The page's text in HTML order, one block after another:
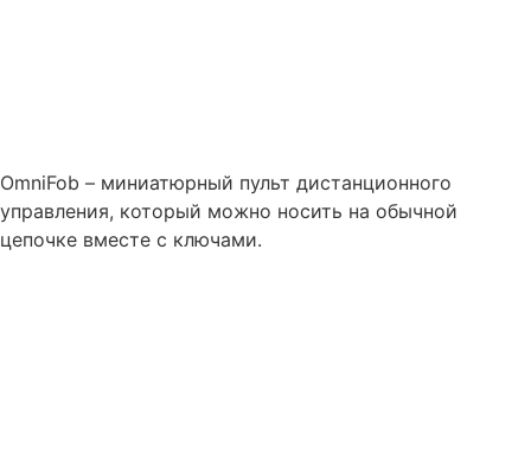
OmniFob – миниатюрный пульт дистанционного
управления, который можно носить на обычной
цепочке вместе с ключами.